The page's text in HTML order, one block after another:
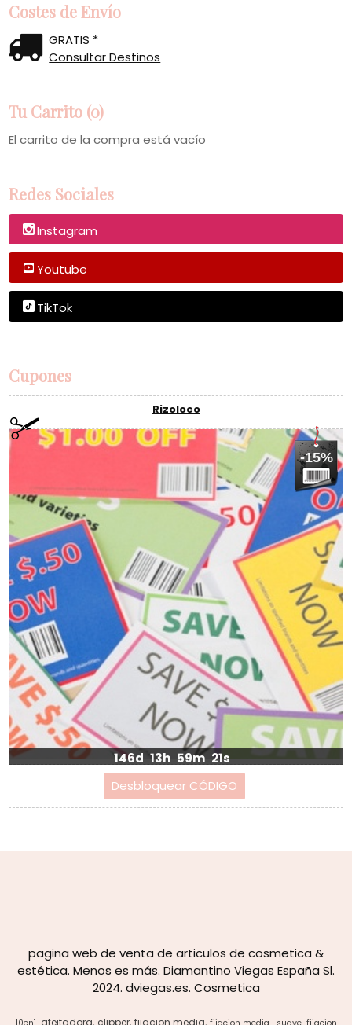
Costes de Envío
GRATIS *
Consultar Destinos
Tu Carrito (0)
El carrito de la compra está vacío
Redes Sociales
Instagram
Youtube
TikTok
Cupones
Rizoloco
-15%
146d 13h 59m 21s
pagina web de venta de articulos de cosmetica &
estética. Menos es más. Diamantino Viegas España Sl.
2024. dviegas.es. Cosmetica